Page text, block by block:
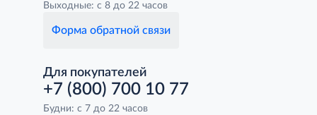
Выходные: с 8 до 22 часов
Форма обратной связи
Для покупателей
+7 (800) 700 10 77
Будни: с 7 до 22 часов